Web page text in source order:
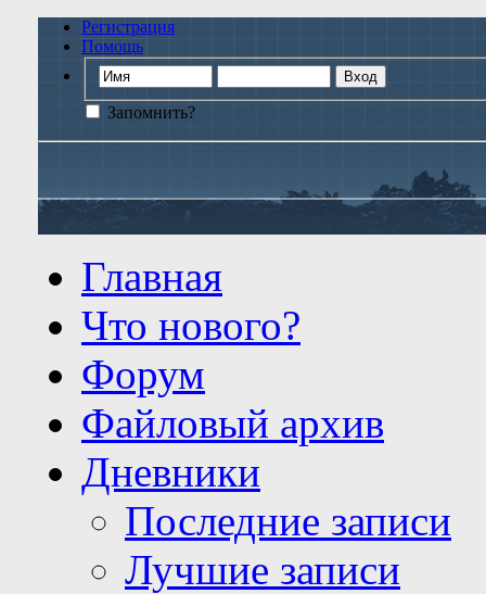
Регистрация
Помощь
Запомнить?
Главная
Что нового?
Форум
Файловый архив
Дневники
Последние записи
Лучшие записи